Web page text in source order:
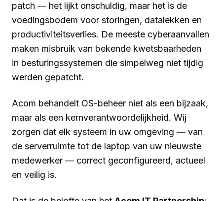
patch — het lijkt onschuldig, maar het is de
voedingsbodem voor storingen, datalekken en
productiviteitsverlies. De meeste cyberaanvallen
maken misbruik van bekende kwetsbaarheden
in besturingssystemen die simpelweg niet tijdig
werden gepatcht.
Acom behandelt OS-beheer niet als een bijzaak,
maar als een kernverantwoordelijkheid. Wij
zorgen dat elk systeem in uw omgeving — van
de serverruimte tot de laptop van uw nieuwste
medewerker — correct geconfigureerd, actueel
en veilig is.